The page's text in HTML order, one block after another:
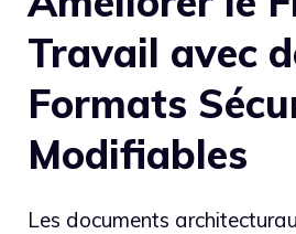
Travail avec
Formats
Modifiables
Les documents